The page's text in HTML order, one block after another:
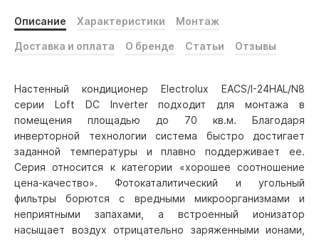
Описание Характеристики Монтаж
Доставка и оплата О бренде Статьи Отзывы
Настенный кондиционер Electrolux EACS/I-24HAL/N8
серии Loft DC Inverter подходит для монтажа в
помещения площадью до 70 кв.м. Благодаря
инверторной технологии система быстро достигает
заданной температуры и плавно поддерживает ее.
Серия относится к категории «хорошее соотношение
цена-качество». Фотокаталитический и угольный
фильтры борются с вредными микроорганизмами и
неприятными запахами, а встроенный ионизатор
насыщает воздух отрицательно заряженными ионами,